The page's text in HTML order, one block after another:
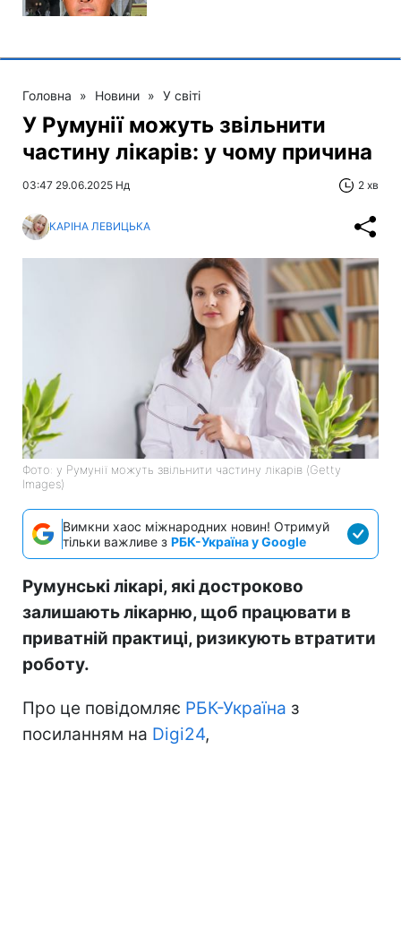
Головна » Новини » У світі
У Румунії можуть звільнити
частину лікарів: у чому причина
03:47 29.06.2025 Нд 2 хв
КАРІНА ЛЕВИЦЬКА
Фото: у Румунії можуть звільнити частину лікарів (Getty
Images)
Вимкни хаос міжнародних новин! Отримуй
тільки важливе з РБК-Україна у Google
Румунські лікарі, які достроково
залишають лікарню, щоб працювати в
приватній практиці, ризикують втратити
роботу.
Про це повідомляє РБК-Україна з
посиланням на Digi24,